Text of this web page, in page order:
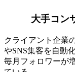
大手コン
クライアント企業
やSNS集客を自動
毎月フォロワーが